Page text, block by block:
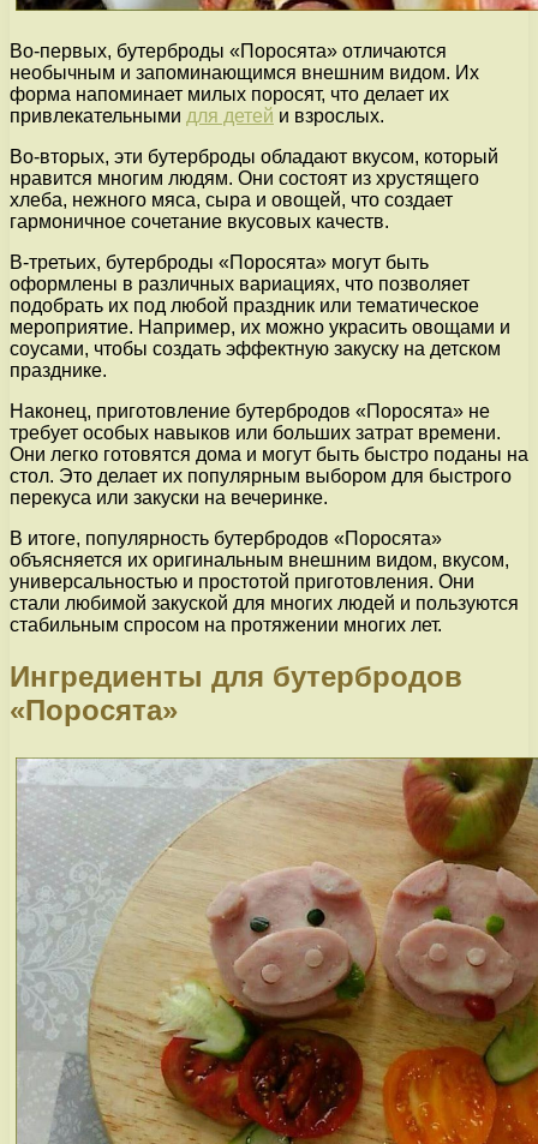
Во-первых, бутерброды «Поросята» отличаются
необычным и запоминающимся внешним видом. Их
форма напоминает милых поросят, что делает их
привлекательными для детей и взрослых.
Во-вторых, эти бутерброды обладают вкусом, который
нравится многим людям. Они состоят из хрустящего
хлеба, нежного мяса, сыра и овощей, что создает
гармоничное сочетание вкусовых качеств.
В-третьих, бутерброды «Поросята» могут быть
оформлены в различных вариациях, что позволяет
подобрать их под любой праздник или тематическое
мероприятие. Например, их можно украсить овощами и
соусами, чтобы создать эффектную закуску на детском
празднике.
Наконец, приготовление бутербродов «Поросята» не
требует особых навыков или больших затрат времени.
Они легко готовятся дома и могут быть быстро поданы на
стол. Это делает их популярным выбором для быстрого
перекуса или закуски на вечеринке.
В итоге, популярность бутербродов «Поросята»
объясняется их оригинальным внешним видом, вкусом,
универсальностью и простотой приготовления. Они
стали любимой закуской для многих людей и пользуются
стабильным спросом на протяжении многих лет.
Ингредиенты для бутербродов
«Поросята»